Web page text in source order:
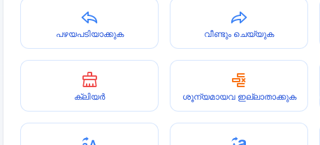
പഴയപടിയാക്കുക വീണ്ടും ചെയ്യുക
ക്ലിയർ ശൂന്യമായവ ഇല്ലാതാക്കുക